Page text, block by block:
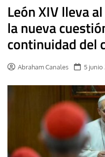
León XIV lleva
la nueva
continuidad del
Abraham Canales 5 junio